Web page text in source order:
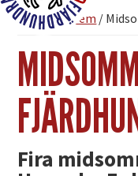
Du är här:Hem /
Fira